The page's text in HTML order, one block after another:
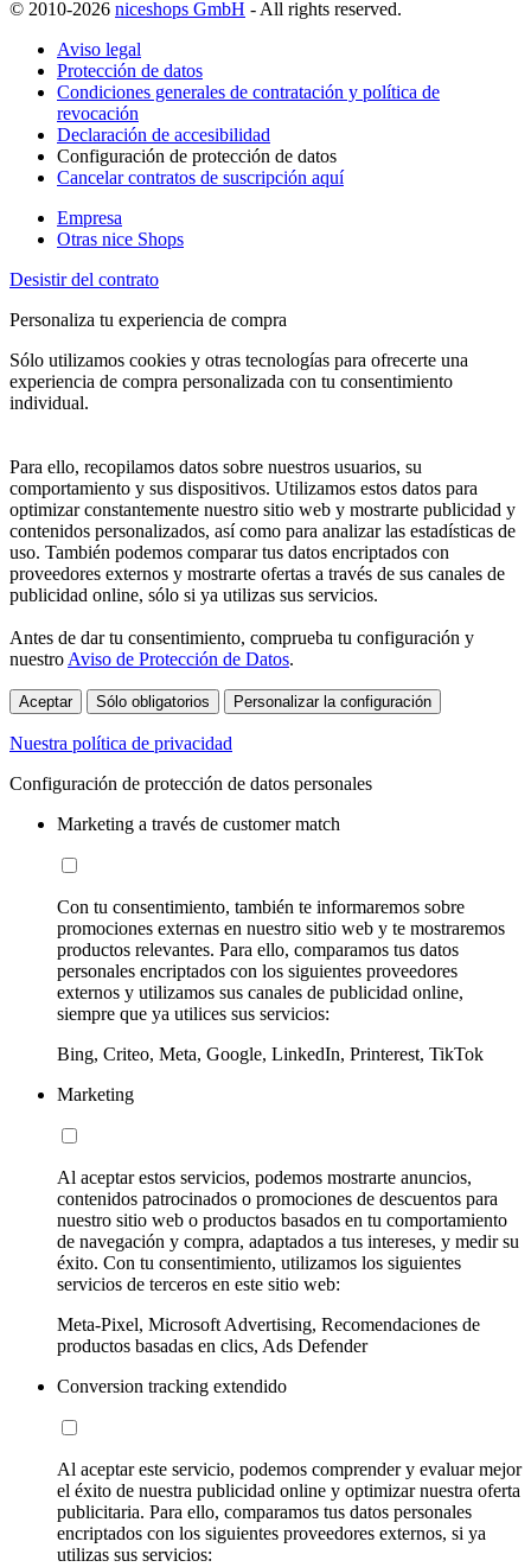
© 2010-2026 niceshops GmbH - All rights reserved.
Aviso legal
Protección de datos
Condiciones generales de contratación y política de
revocación
Declaración de accesibilidad
Configuración de protección de datos
Cancelar contratos de suscripción aquí
Empresa
Otras nice Shops
Desistir del contrato
Personaliza tu experiencia de compra
Sólo utilizamos cookies y otras tecnologías para ofrecerte una
experiencia de compra personalizada con tu consentimiento
individual.
Para ello, recopilamos datos sobre nuestros usuarios, su
comportamiento y sus dispositivos. Utilizamos estos datos para
optimizar constantemente nuestro sitio web y mostrarte publicidad y
contenidos personalizados, así como para analizar las estadísticas de
uso. También podemos comparar tus datos encriptados con
proveedores externos y mostrarte ofertas a través de sus canales de
publicidad online, sólo si ya utilizas sus servicios.
Antes de dar tu consentimiento, comprueba tu configuración y
nuestro Aviso de Protección de Datos.
Aceptar Sólo obligatorios Personalizar la configuración
Nuestra política de privacidad
Configuración de protección de datos personales
Marketing a través de customer match
Con tu consentimiento, también te informaremos sobre
promociones externas en nuestro sitio web y te mostraremos
productos relevantes. Para ello, comparamos tus datos
personales encriptados con los siguientes proveedores
externos y utilizamos sus canales de publicidad online,
siempre que ya utilices sus servicios:
Bing, Criteo, Meta, Google, LinkedIn, Printerest, TikTok
Marketing
Al aceptar estos servicios, podemos mostrarte anuncios,
contenidos patrocinados o promociones de descuentos para
nuestro sitio web o productos basados en tu comportamiento
de navegación y compra, adaptados a tus intereses, y medir su
éxito. Con tu consentimiento, utilizamos los siguientes
servicios de terceros en este sitio web:
Meta-Pixel, Microsoft Advertising, Recomendaciones de
productos basadas en clics, Ads Defender
Conversion tracking extendido
Al aceptar este servicio, podemos comprender y evaluar mejor
el éxito de nuestra publicidad online y optimizar nuestra oferta
publicitaria. Para ello, comparamos tus datos personales
encriptados con los siguientes proveedores externos, si ya
utilizas sus servicios: